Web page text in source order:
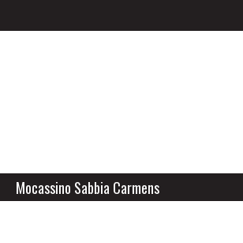
Mocassino Sabbia Carmens